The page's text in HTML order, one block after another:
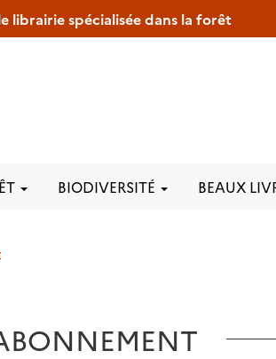
librairie spécialisée dans la forêt
BIODIVERSITÉ BEAUX